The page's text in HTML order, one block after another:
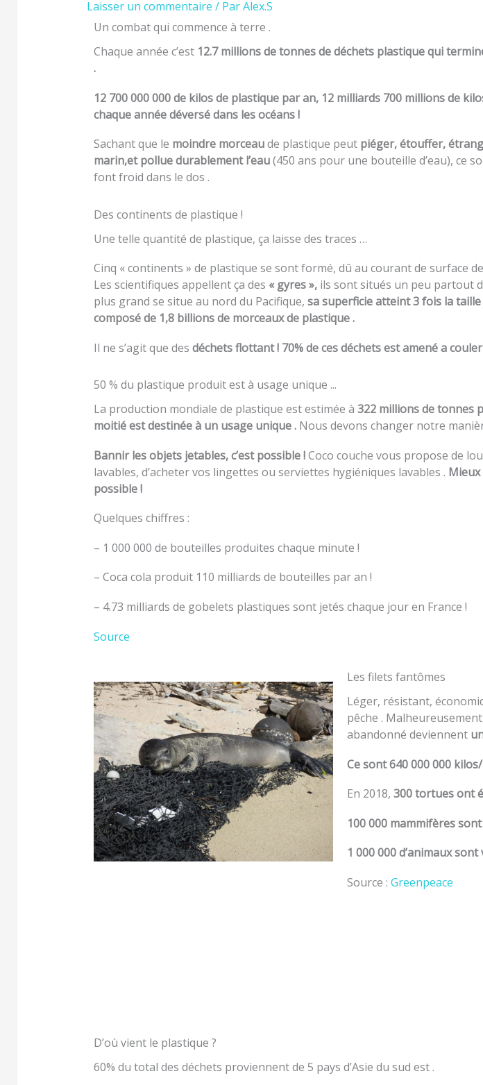
Laisser un commentaire / ParAlex.S
Un combat qui commence à terre .
Chaque année c’est 12.7 millions de tonnes de déchets plastique qui
.
12 700 000 000 de kilos de plastique par an, 12 milliards 700 millions de
chaque année déversé dans les océans !
Sachant que le moindre morceaude plastique peut piéger, étouffer,
marin,et pollue durablement l’eau(450 ans pour une bouteille d’eau), ce
font froid dans le dos .
Des continents de plastique !
Une telle quantité de plastique, ça laisse des traces …
Cinq « continents » de plastique se sont formé, dû au courant de surface
Les scientifiques appellent ça des « gyres », ils sont situés un peu partout
plus grand se situe au nord du Pacifique, sa superficie atteint 3 fois la taille
composé de 1,8 billions de morceaux de plastique .
Il ne s’agit que des déchets flottant ! 70% de ces déchets est amené a
50 % du plastique produit est à usage unique ...
La production mondiale de plastique est estimée à 322 millions de tonnes
moitié est destinée à un usage unique . Nous devons changer notre
Bannir les objets jetables, c’est possible !Coco couche vous propose de
lavables, d’acheter vos lingettes ou serviettes hygiéniques lavables . Mieux
possible !
Quelques chiffres :
– 1 000 000 de bouteilles produites chaque minute !
– Coca cola produit 110 milliards de bouteilles par an !
– 4.73 milliards de gobelets plastiques sont jetés chaque jour en France !
Source
Les filets fantômes
Léger, résistant,
pêche .
abandonné deviennent
Ce sont 640 000 000
En 2018, 300 tortues ont
100 000 mammifères
1 000 000 d’animaux
Source : Greenpeace
D’où vient le plastique ?
60% du total des déchets proviennent de 5 pays d’Asie du sud est .